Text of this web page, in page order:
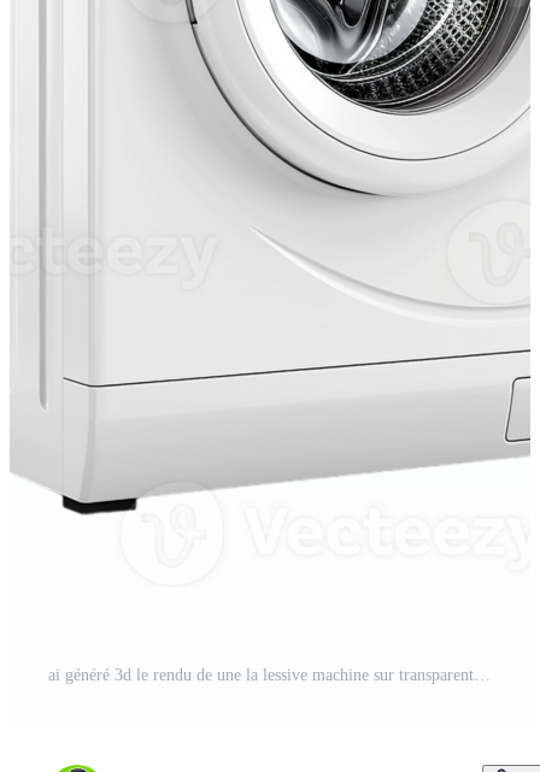
ai généré 3d le rendu de une la lessive machine sur transparent Contexte - ai généré PNG Pro